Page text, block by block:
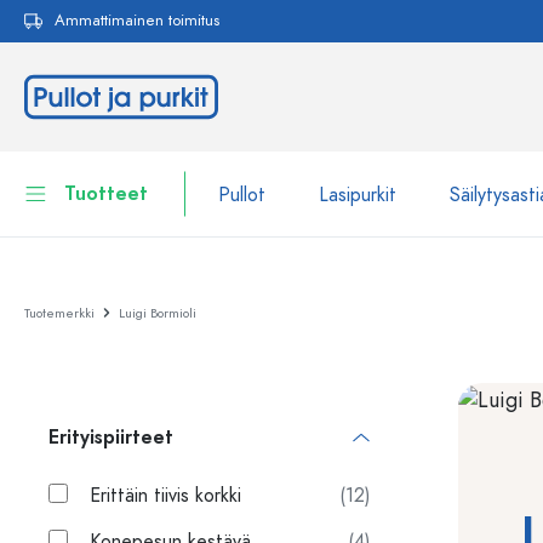
Siirry päänavigointiin
Ammattimainen toimitus
Tuotteet Pullot Lasipurkit
Astiat
Kosmetiikka-astiat
Pipettipullot
Tuotemerkki Luigi Bormioli
Erityispiirteet
Erittäin tiivis korkki
(12)